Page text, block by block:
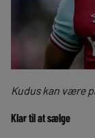
Kudus kan være
Klar til at sælge